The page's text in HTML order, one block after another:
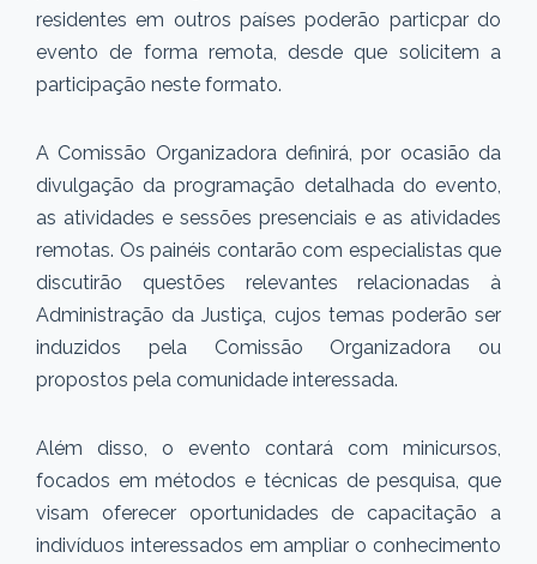
residentes em outros países poderão particpar do
evento de forma remota, desde que solicitem a
participação neste formato.
A Comissão Organizadora definirá, por ocasião da
divulgação da programação detalhada do evento,
as atividades e sessões presenciais e as atividades
remotas. Os painéis contarão com especialistas que
discutirão questões relevantes relacionadas à
Administração da Justiça, cujos temas poderão ser
induzidos pela Comissão Organizadora ou
propostos pela comunidade interessada.
Além disso, o evento contará com minicursos,
focados em métodos e técnicas de pesquisa, que
visam oferecer oportunidades de capacitação a
indivíduos interessados em ampliar o conhecimento